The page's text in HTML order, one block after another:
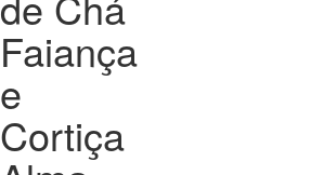
Faiança
e
Cortiça